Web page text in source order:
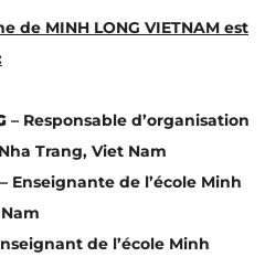
de MINH LONG VIETNAM est
– Responsable d’organisation
Trang, Viet Nam
– Enseignante de l’école Minh
de l’école Minh